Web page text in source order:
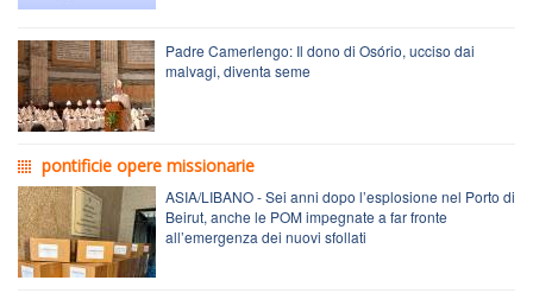
Padre Camerlengo: Il dono di Osório, ucciso dai
malvagi, diventa seme
pontificie opere missionarie
ASIA/LIBANO - Sei anni dopo l’esplosione nel Porto di
Beirut, anche le POM impegnate a far fronte
all’emergenza dei nuovi sfollati